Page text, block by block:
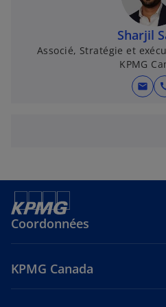
Sharjil
Associé, Stratégie et
KPMG
mail
Coordonnées
KPMG Canada